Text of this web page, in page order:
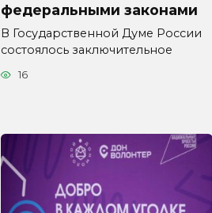
федеральными законами
В Государственной Думе России
состоялось заключительное
16